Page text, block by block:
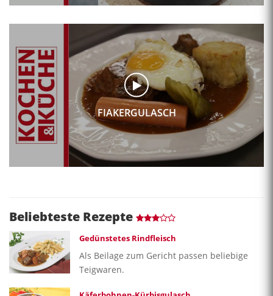
FIAKERGULASCH
Beliebteste Rezepte
Gedünstetes Rindfleisch
Als Beilage zum Gericht passen beliebige
Teigwaren.